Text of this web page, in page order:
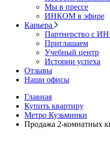
Мы в прессе
ИНКОМ в эфире
Карьера
Партнерство с
Приглашаем
Учебный центр
Истории успеха
Отзывы
Наши офисы
Главная
Купить квартиру
Метро Кузьминки
Продажа 2-комнатных